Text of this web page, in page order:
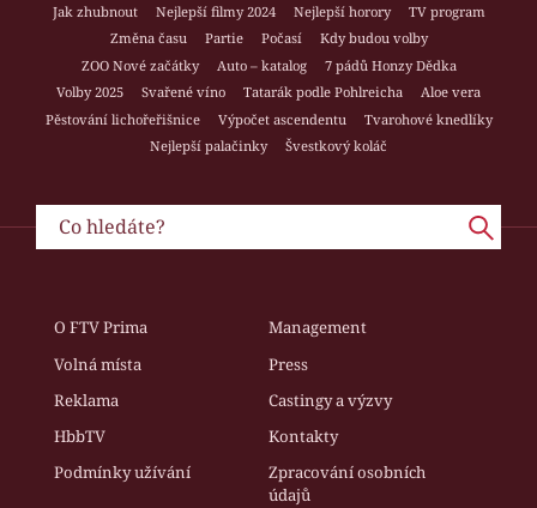
Jak zhubnout Nejlepší filmy 2024 Nejlepší horory
TV program
Změna času
Partie Počasí
Kdy budou volby
ZOO Nové začátky
Auto – katalog
7 pádů Honzy Dědka
Volby 2025
Svařené víno Tatarák podle Pohlreicha
Aloe vera
Pěstování lichořeřišnice
Výpočet ascendentu
Tvarohové knedlíky
Nejlepší palačinky
Švestkový koláč
O FTV Prima
Management
Volná místa
Press
Reklama
Castingy a výzvy
HbbTV
Kontakty
Podmínky užívání
Zpracování osobních
údajů